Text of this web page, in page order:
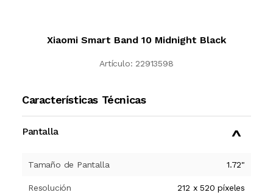
Xiaomi Smart Band 10 Midnight Black
Artículo: 22913598
Características Técnicas
Pantalla
Tamaño de Pantalla 1.72"
Resolución 212 x 520 píxeles